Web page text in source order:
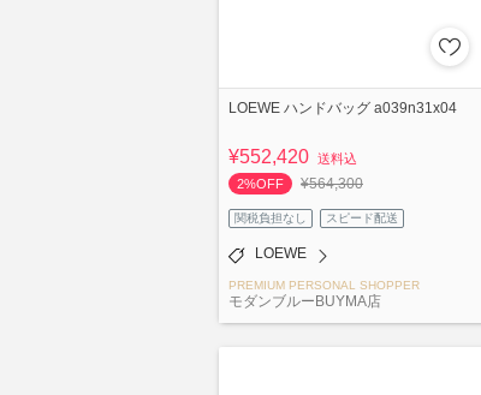
LOEWE ハンドバッグ a039n31x04
¥552,420 送料込
2%OFF
¥564,300
関税負担なし スピード配送
LOEWE
PREMIUM PERSONAL SHOPPER
モダンブルーBUYMA店